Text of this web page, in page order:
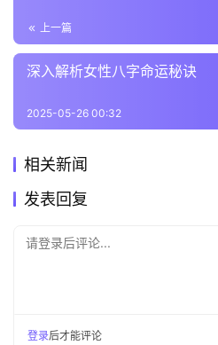
上一篇
深入解析女性八字命运秘诀
2025-05-26 00:32
相关新闻
发表回复
请登录后评论...
登录后才能评论